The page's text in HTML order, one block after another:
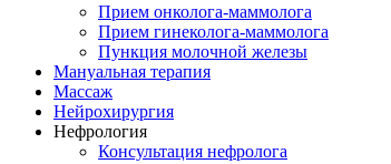
Прием онколога-маммолога
Прием гинеколога-маммолога
Пункция молочной железы
Мануальная терапия
Массаж
Нейрохирургия
Нефрология
Консультация нефролога